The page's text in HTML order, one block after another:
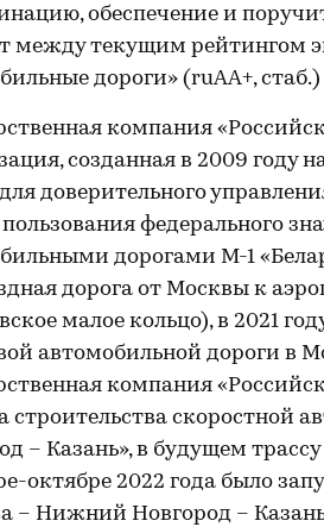
обеспечение и
между текущим рейтингом
дороги» (ruAA+,
компания
созданная в 2009 году
доверительного
федерального
дорогами М-1
дорога от Москвы к
малое кольцо), в 2021
автомобильной дороги в
компания
строительства скоростной
– Казань», в будущем
октябре 2022 года было
– Нижний Новгород –